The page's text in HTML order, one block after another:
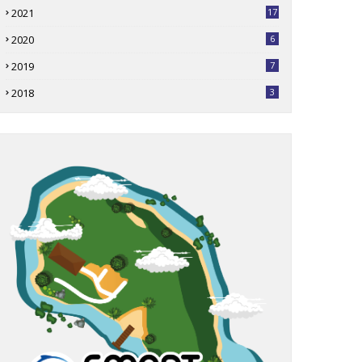
2021 17
2020 6
2019 7
2018 3